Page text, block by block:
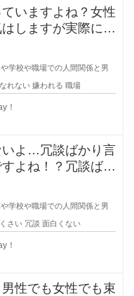
いますよね？女性
しますが実際には
ます
学校や職場での人間関係と男
れない 嫌われる 職場
！
いよ…冗談ばかり言
よね！？冗談ばか
対処
学校や職場での人間関係と男
さい 冗談 面白くない
！
性でも女性でも束